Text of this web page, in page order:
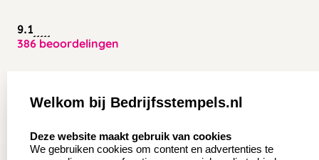
9.1
386 beoordelingen
Aanvraag op maat
Wederverkoper
worden
Contact opnemen
Veel gestelde vragen
Welkom bij Bedrijfsstempels.nl
Deze website maakt gebruik van cookies
We gebruiken cookies om content en advertenties te